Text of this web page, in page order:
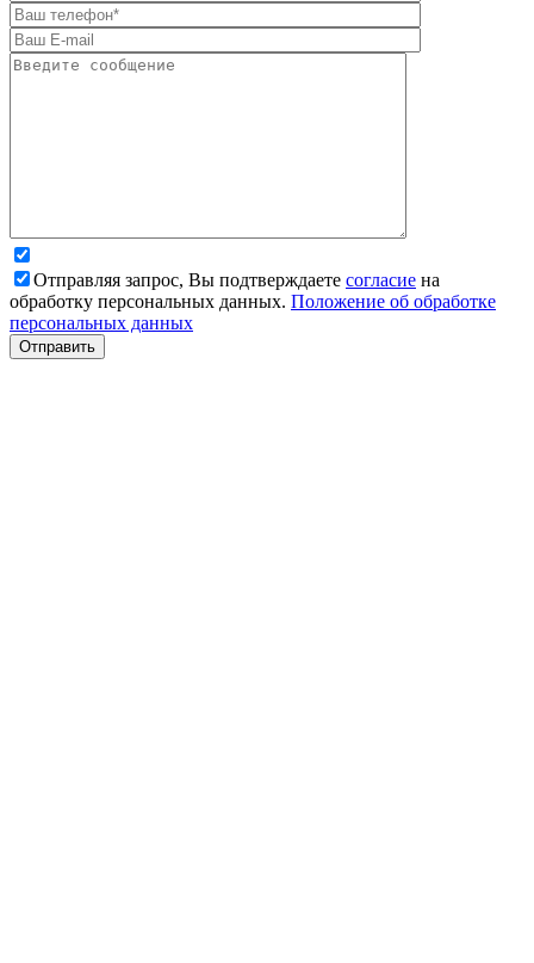
Отправляя запрос, Вы подтверждаете согласие на
обработку персональных данных. Положение об обработке
персональных данных